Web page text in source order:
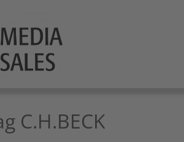
C.H.BECK